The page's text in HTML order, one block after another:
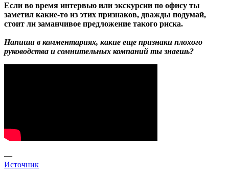
Если во время интервью или экскурсии по офису ты
заметил какие-то из этих признаков, дважды подумай,
стоит ли заманчивое предложение такого риска.
Напиши в комментариях, какие еще признаки плохого
руководства и сомнительных компаний ты знаешь?
—
Источник